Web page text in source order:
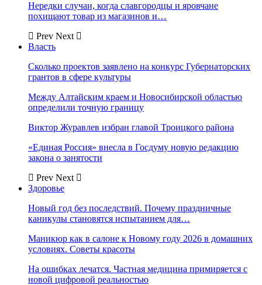
Нередки случаи, когда славгородцы и яровчане
похищают товар из магазинов и…
Prev Next
Власть
Сколько проектов заявлено на конкурс Губернаторских
грантов в сфере культуры
Между Алтайским краем и Новосибирской областью
определили точную границу
Виктор Журавлев избран главой Троицкого района
«Единая Россия» внесла в Госдуму новую редакцию
закона о занятости
Prev Next
Здоровье
Новый год без последствий. Почему праздничные
каникулы становятся испытанием для…
Маникюр как в салоне к Новому году 2026 в домашних
условиях. Советы красоты
На ошибках лечатся. Частная медицина примиряется с
новой цифровой реальностью